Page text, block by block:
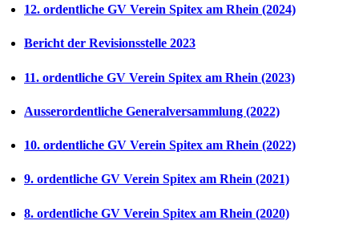
12. ordentliche GV Verein Spitex am Rhein (2024)
Bericht der Revisionsstelle 2023
11. ordentliche GV Verein Spitex am Rhein (2023)
Ausserordentliche Generalversammlung (2022)
10. ordentliche GV Verein Spitex am Rhein (2022)
9. ordentliche GV Verein Spitex am Rhein (2021)
8. ordentliche GV Verein Spitex am Rhein (2020)